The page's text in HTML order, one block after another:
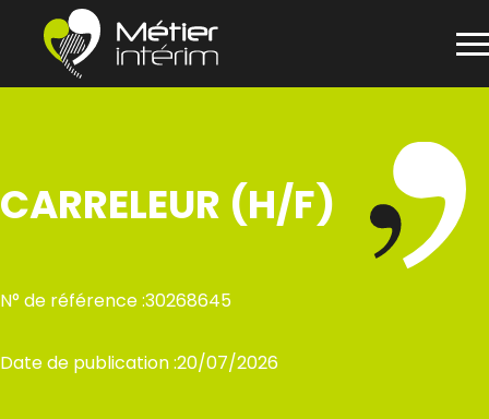
CARRELEUR (H/F)
N° de référence :30268645
Date de publication :20/07/2026
Panneau de gestion des cookies